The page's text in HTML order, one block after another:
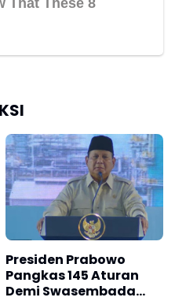
Presiden Prabowo
Pangkas 145 Aturan
Demi Swasembada